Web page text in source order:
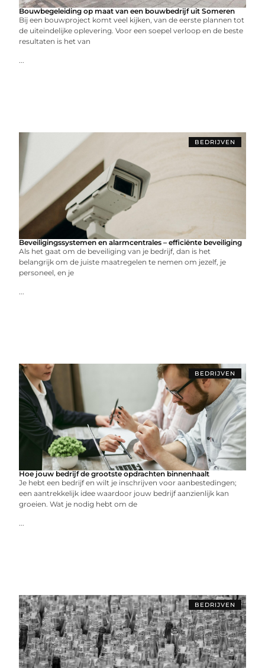
Bouwbegeleiding op maat van een bouwbedrijf uit Someren
Bij een bouwproject komt veel kijken, van de eerste plannen tot
de uiteindelijke oplevering. Voor een soepel verloop en de beste
resultaten is het van
...
BEDRIJVEN
Beveiligingssystemen en alarmcentrales – efficiënte beveiliging
Als het gaat om de beveiliging van je bedrijf, dan is het
belangrijk om de juiste maatregelen te nemen om jezelf, je
personeel, en je
...
BEDRIJVEN
Hoe jouw bedrijf de grootste opdrachten binnenhaalt
Je hebt een bedrijf en wilt je inschrijven voor aanbestedingen;
een aantrekkelijk idee waardoor jouw bedrijf aanzienlijk kan
groeien. Wat je nodig hebt om de
...
BEDRIJVEN